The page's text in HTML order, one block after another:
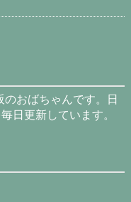
おばちゃんです。日
日更新しています。